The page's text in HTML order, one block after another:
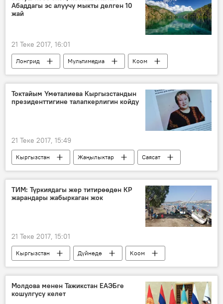
баалар
азык-түлүк
Абаддагы эс алуучу мыкты делген 10
жай
21 Теке 2017, 16:01
Лонгрид Мультимедиа
Коом
Жалал-Абад
Жалал-Абад облусу
туризм
саякат Кыргызстан
Токтайым Үмөталиева Кыргызстандын
президенттигине талапкерлигин койду
21 Теке 2017, 15:49
Кыргызстан Жаңылыктар
Саясат
президент
шайлоо
Кыргызстандагы президенттик шайлоо - 2017
ТИМ: Түркиядагы жер титирөөдөн КР
жарандары жабыркаган жок
21 Теке 2017, 15:01
Кыргызстан Дүйнөдө
Коом
Жаңылыктар
Түркия
ТИМ
жер титирөө
Молдова менен Тажикстан ЕАЭБге
кошулгусу келет